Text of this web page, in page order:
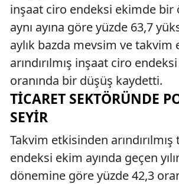
inşaat ciro endeksi ekimde bir
aynı ayına göre yüzde 63,7
aylık bazda mevsim ve takvim
arındırılmış inşaat ciro
oranında bir düşüş kaydetti.
TICARET SEKTÖRÜNDE
SEYIR
Takvim etkisinden
endeksi ekim ayında geçen
dönemine göre yüzde 42,3